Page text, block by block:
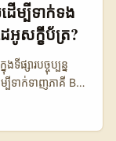
ើម្បីទាក់ទង
អូសក្ខីប័ត្រ?
ផ្សារបច្ចុប្បន្ន
បីទាក់ទាញភាគី B2B